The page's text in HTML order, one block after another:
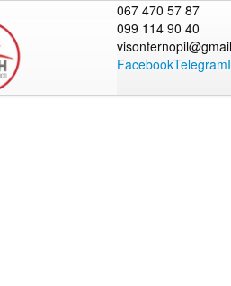
067 470 57 87
099 114 90 40
FacebookTelegram